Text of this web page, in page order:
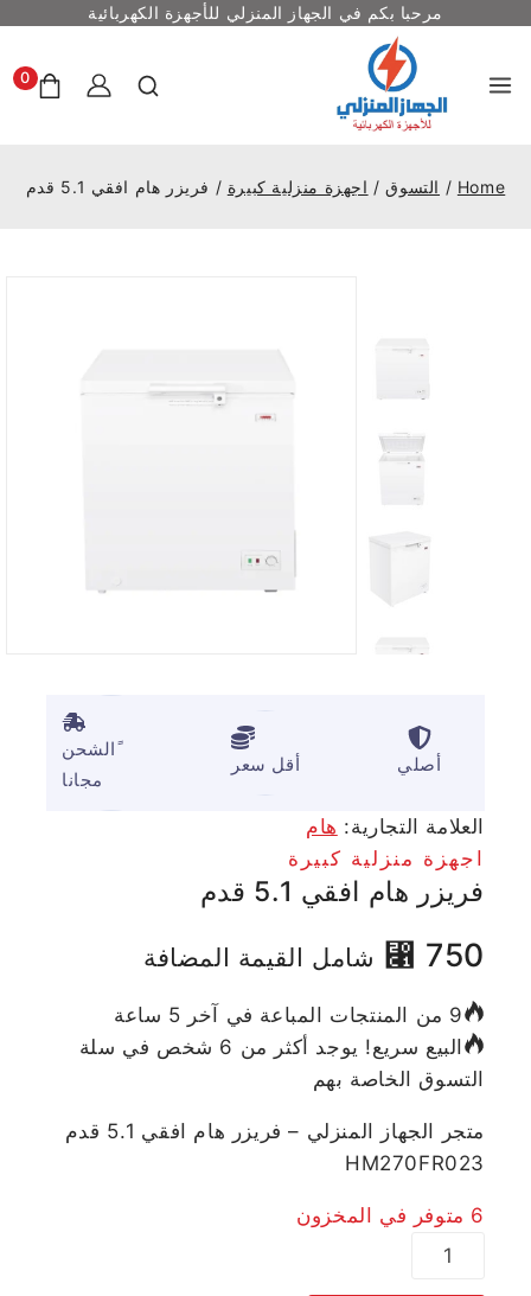
مرحبا بكم في الجهاز المنزلي للأجهزة الكهربائية
0
Home
/ التسوق / اجهزة منزلية كبيرة / فريزر هام افقي 5.1 قدم
أصلي أقل سعر
ًالشحن
مجانا
العلامة التجارية: هام
اجهزة منزلية كبيرة
فريزر هام افقي 5.1 قدم
⃁ 750 شامل القيمة المضافة
9 من المنتجات المباعة في آخر 5 ساعة
البيع سريع! يوجد أكثر من 6 شخص في سلة
التسوق الخاصة بهم
متجر الجهاز المنزلي – فريزر هام افقي 5.1 قدم
HM270FR023
6 متوفر في المخزون